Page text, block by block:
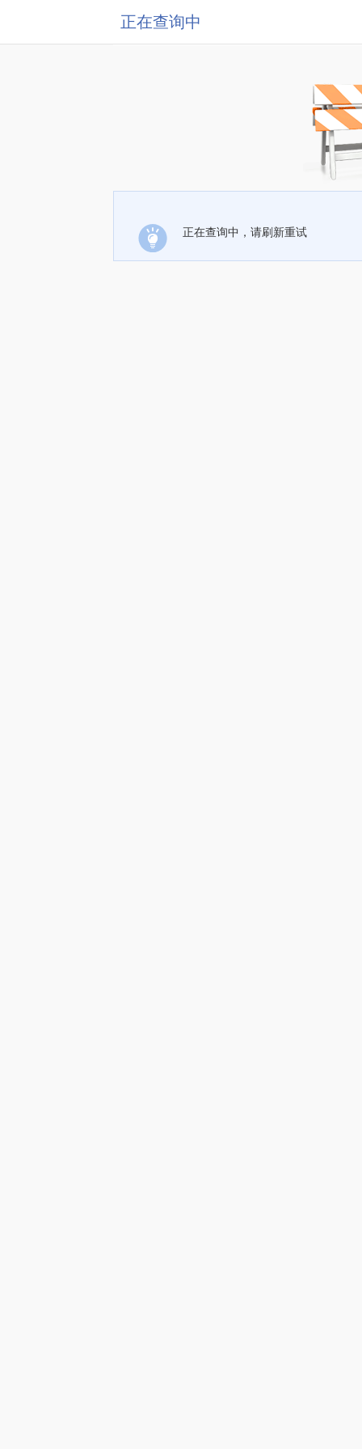
正在查询中
正在查询中，请刷新重试